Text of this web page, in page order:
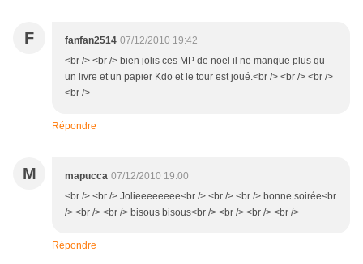
F fanfan2514 07/12/2010 19:42
<br /> <br /> bien jolis ces MP de noel il ne manque plus qu
un livre et un papier Kdo et le tour est joué.<br /> <br /> <br />
<br />
Répondre
M mapucca 07/12/2010 19:00
<br /> <br /> Jolieeeeeeee<br /> <br /> <br /> bonne soirée<br
/> <br /> <br /> bisous bisous<br /> <br /> <br /> <br />
Répondre